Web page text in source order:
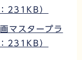
231KB）
マスタープラ
231KB）